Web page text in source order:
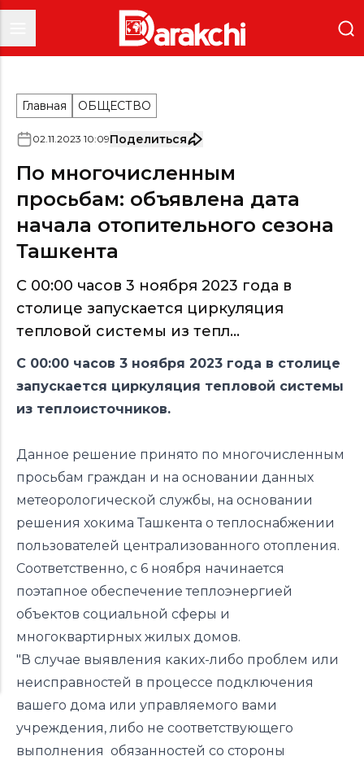
Главная ОБЩЕСТВО
02.11.2023 10:09Поделиться
По многочисленным
просьбам: объявлена дата
начала отопительного сезона
Ташкента
C 00:00 часов 3 ноября 2023 года в
столице запускается циркуляция
тепловой системы из тепл...
C 00:00 часов 3 ноября 2023 года в столице
запускается циркуляция тепловой системы
из теплоисточников.
Данное решение принято по многочисленным
просьбам граждан и на основании данных
метеорологической службы, на основании
решения хокима Ташкента о теплоснабжении
пользователей централизованного отопления.
Соответственно, с 6 ноября начинается
поэтапное обеспечение теплоэнергией
объектов социальной сферы и
многоквартирных жилых домов.
"В случае выявления каких-либо проблем или
неисправностей в процессе подключения
вашего дома или управляемого вами
учреждения, либо не соответствующего
выполнения обязанностей со стороны